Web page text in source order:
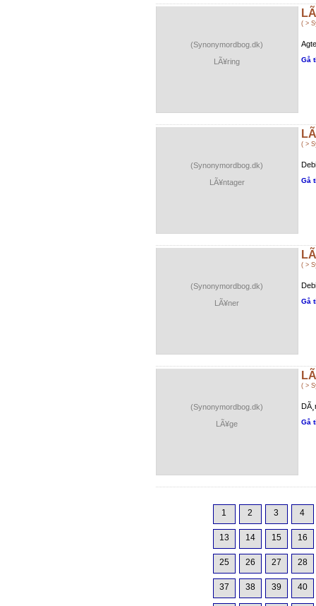
(Synonymordbog.dk)
LÃ¥ring
( >
Gå
(Synonymordbog.dk)
LÃ¥ntager
( >
Gå
(Synonymordbog.dk)
LÃ¥ner
( >
Gå
(Synonymordbog.dk)
LÃ¥ge
( >
Gå
1 2 3 4
13 14 15 16
25 26 27 28
37 38 39 40